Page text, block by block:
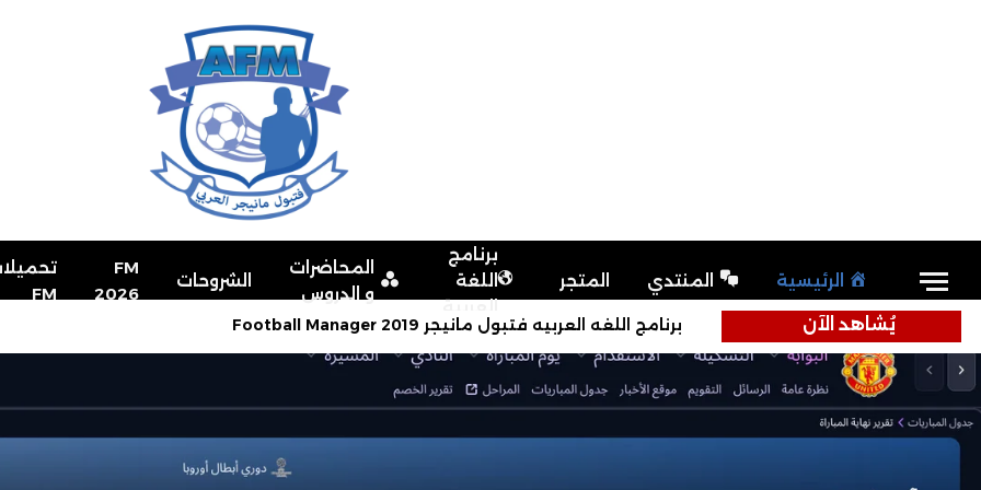
الرئيسية المنتدي المتجر
برنامج
اللغة
العربية
المحاضرات
و الدروس
الشروحات
FM
2026
FM
يُشاهد الآن برنامج اللغه العربيه فتبول مانيجر 2019 Football Manager